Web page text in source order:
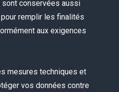
conservées aussi
remplir les finalités
aux exigences
mesures techniques et
vos données contre